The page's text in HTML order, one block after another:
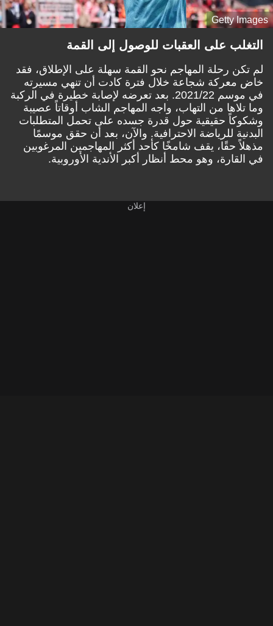
Getty Images
التغلب على العقبات للوصول إلى القمة
لم تكن رحلة المهاجم نحو القمة سهلة على الإطلاق، فقد
خاض معركة شجاعة خلال فترة كادت أن تنهي مسيرته
في موسم 2021/22. بعد تعرضه لإصابة خطيرة في الركبة
وما تلاها من التهاب، واجه المهاجم الشاب أوقاتاً عصيبة
وشكوكاً حقيقية حول قدرة جسده على تحمل المتطلبات
البدنية للرياضة الاحترافية. والآن، بعد أن حقق موسمًا
مذهلاً حقًا، يقف شامخًا كأحد أكثر المهاجمين المرغوبين
في القارة، وهو محط أنظار أكبر الأندية الأوروبية.